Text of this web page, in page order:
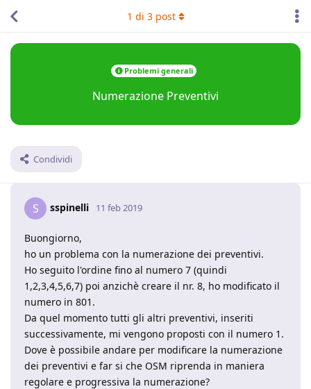
Problemi generali
Numerazione Preventivi
Condividi
1 di 3post
S sspinelli 11 feb 2019
Buongiorno,
ho un problema con la numerazione dei preventivi.
Ho seguito l'ordine fino al numero 7 (quindi
1,2,3,4,5,6,7) poi anzichè creare il nr. 8, ho modificato il
numero in 801.
Da quel momento tutti gli altri preventivi, inseriti
successivamente, mi vengono proposti con il numero 1.
Dove è possibile andare per modificare la numerazione
dei preventivi e far si che OSM riprenda in maniera
regolare e progressiva la numerazione?